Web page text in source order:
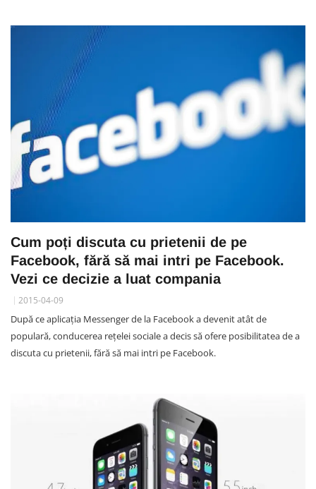
Cum poți discuta cu prietenii de pe
Facebook, fără să mai intri pe Facebook.
Vezi ce decizie a luat compania
2015-04-09
După ce aplicația Messenger de la Facebook a devenit atât de
populară, conducerea rețelei sociale a decis să ofere posibilitatea de a
discuta cu prietenii, fără să mai intri pe Facebook.